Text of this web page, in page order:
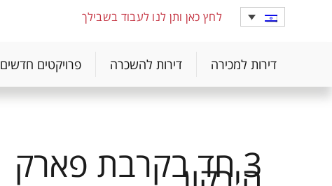
לחץ כאן ותן לנו לעבוד בשבילך
דירות למכירה דירות להשכרה פרויקטים חדשים
3 חד בקרבת פארק